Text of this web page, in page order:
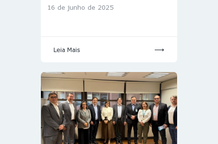
HOMEST
16 de junho de 2025
Leia Mais